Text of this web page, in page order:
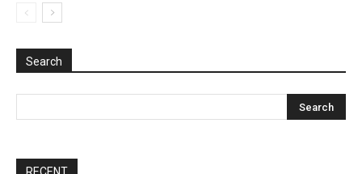
Search
RECENT